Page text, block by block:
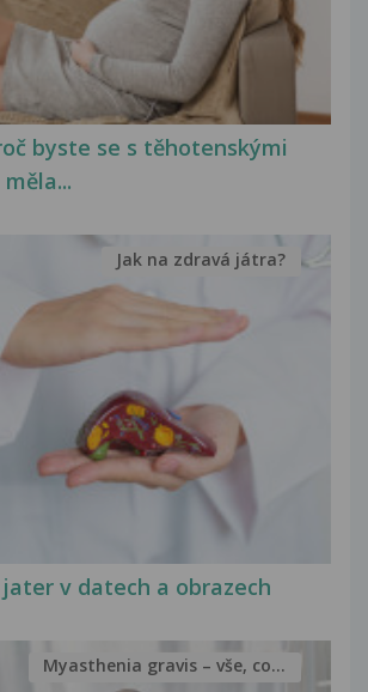
byste se s těhotenskými
v datech a obrazech
Jak na zdravá játra?
Myasthenia gravis – vše, co...